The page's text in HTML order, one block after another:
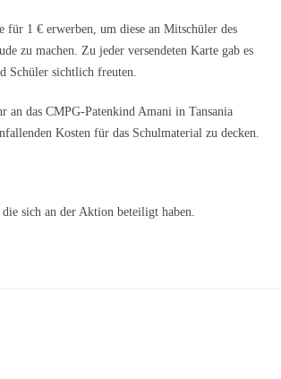
1 € erwerben, um diese an Mitschüler des
zu machen. Zu jeder versendeten Karte gab es
Schüler sichtlich freuten.
an das CMPG-Patenkind Amani in Tansania
Kosten für das Schulmaterial zu decken.
sich an der Aktion beteiligt haben.